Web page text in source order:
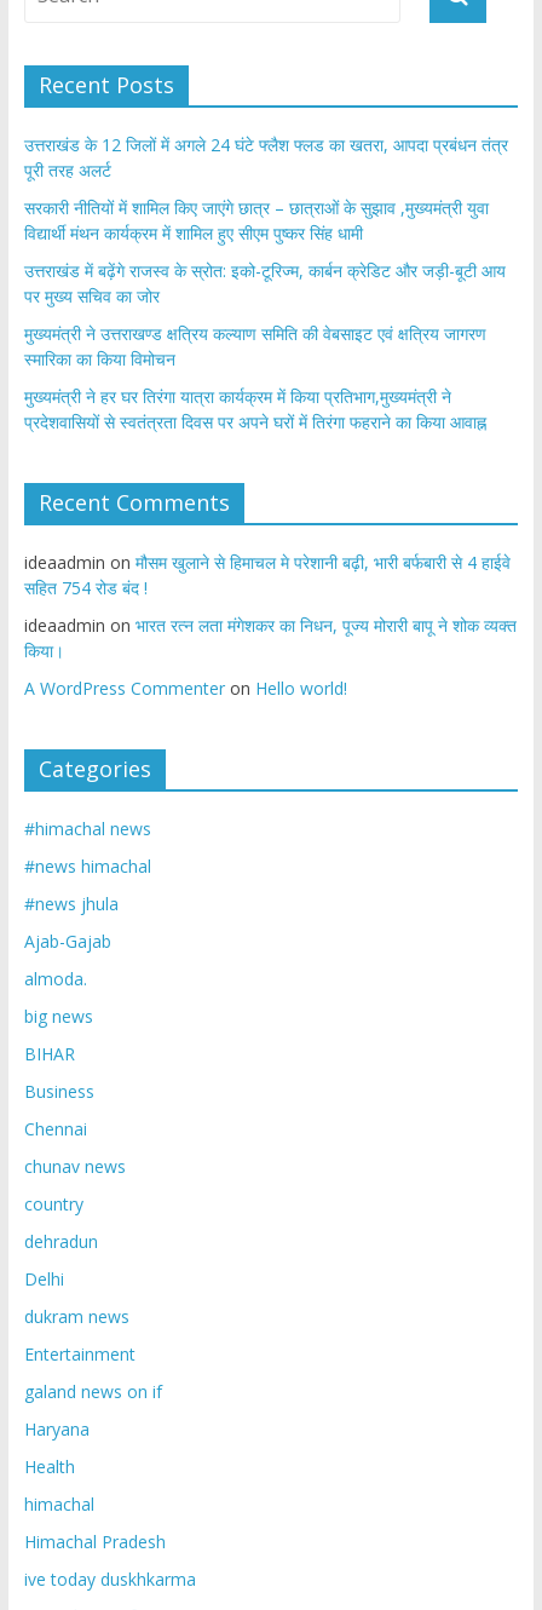
Recent Posts
उत्तराखंड के 12 जिलों में अगले 24 घंटे फ्लैश फ्लड का खतरा, आपदा प्रबंधन तंत्र
पूरी तरह अलर्ट
सरकारी नीतियों में शामिल किए जाएंगे छात्र – छात्राओं के सुझाव ,मुख्यमंत्री युवा
विद्यार्थी मंथन कार्यक्रम में शामिल हुए सीएम पुष्कर सिंह धामी
उत्तराखंड में बढ़ेंगे राजस्व के स्रोत: इको-टूरिज्म, कार्बन क्रेडिट और जड़ी-बूटी आय
पर मुख्य सचिव का जोर
मुख्यमंत्री ने उत्तराखण्ड क्षत्रिय कल्याण समिति की वेबसाइट एवं क्षत्रिय जागरण
स्मारिका का किया विमोचन
मुख्यमंत्री ने हर घर तिरंगा यात्रा कार्यक्रम में किया प्रतिभाग,मुख्यमंत्री ने
प्रदेशवासियों से स्वतंत्रता दिवस पर अपने घरों में तिरंगा फहराने का किया आवाह्न
Recent Comments
ideaadmin on मौसम खुलाने से हिमाचल मे परेशानी बढ़ी, भारी बर्फबारी से 4 हाईवे
सहित 754 रोड बंद !
ideaadmin on भारत रत्न लता मंगेशकर का निधन, पूज्य मोरारी बापू ने शोक व्यक्त
किया।
A WordPress Commenteron Hello world!
Categories
#himachal news
#news himachal
#news jhula
Ajab-Gajab
almoda.
big news
BIHAR
Business
Chennai
chunav news
country
dehradun
Delhi
dukram news
Entertainment
galand news on if
Haryana
Health
himachal
Himachal Pradesh
ive today duskhkarma